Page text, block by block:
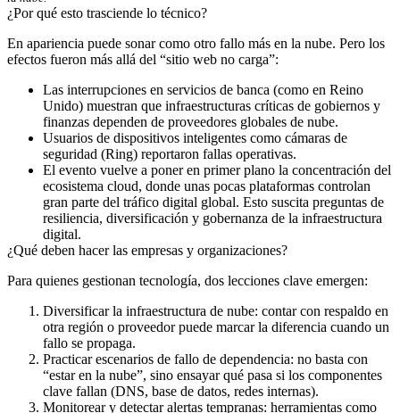
¿Por qué esto trasciende lo técnico?
En apariencia puede sonar como otro fallo más en la nube. Pero los
efectos fueron más allá del “sitio web no carga”:
Las interrupciones en servicios de banca (como en Reino
Unido) muestran que infraestructuras críticas de gobiernos y
finanzas dependen de proveedores globales de nube.
Usuarios de dispositivos inteligentes como cámaras de
seguridad (Ring) reportaron fallas operativas.
El evento vuelve a poner en primer plano la concentración del
ecosistema cloud, donde unas pocas plataformas controlan
gran parte del tráfico digital global. Esto suscita preguntas de
resiliencia, diversificación y gobernanza de la infraestructura
digital.
¿Qué deben hacer las empresas y organizaciones?
Para quienes gestionan tecnología, dos lecciones clave emergen:
Diversificar la infraestructura de nube: contar con respaldo en
otra región o proveedor puede marcar la diferencia cuando un
fallo se propaga.
Practicar escenarios de fallo de dependencia: no basta con
“estar en la nube”, sino ensayar qué pasa si los componentes
clave fallan (DNS, base de datos, redes internas).
Monitorear y detectar alertas tempranas: herramientas como